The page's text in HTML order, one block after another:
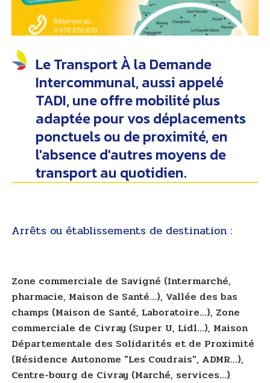
Le Transport À la Demande
Intercommunal, aussi appelé
TADI, une offre mobilité plus
adaptée pour vos déplacements
ponctuels ou de proximité, en
l'absence d'autres moyens de
transport au quotidien.
Arrêts ou établissements de destination :
Zone commerciale de Savigné (Intermarché,
pharmacie, Maison de Santé...), Vallée des bas
champs (Maison de Santé, Laboratoire...), Zone
commerciale de Civray (Super U, Lidl...), Maison
Départementale des Solidarités et de Proximité
(Résidence Autonome "Les Coudrais", ADMR...),
Centre-bourg de Civray (Marché, services...)